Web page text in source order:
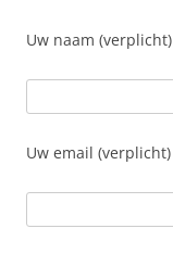
Uw naam (verplicht)
Uw email (verplicht)